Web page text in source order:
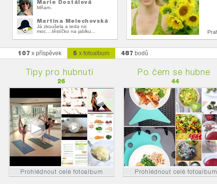
Marie Dostálová
Mňam.
Martina Melechovská
Já zkoušela a teda nic
moc....těstíčko na jablku...
107 x příspěvek 5 x fotoalbum 487 bodů
Tipy pro hubnutí
26
Prohlédnout celé fotoalbum
Po čem se hubne
44
Prohlédnout celé fotoalbum